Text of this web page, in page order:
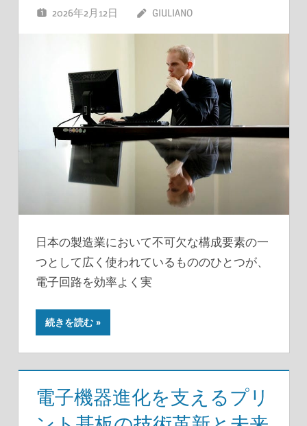
2026年2月12日 GIULIANO
日本の製造業において不可欠な構成要素の一
つとして広く使われているもののひとつが、
電子回路を効率よく実
続きを読む
電子機器進化を支えるプリ